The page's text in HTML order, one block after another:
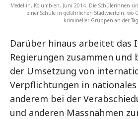
Medellín, Kolumbien, Juni 2014. Die Schülerinnen
einer Schule in gefährlichen Stadtvierteln, wo
krimineller Gruppen an der
Darüber hinaus arbeitet das
Regierungen zusammen und
der Umsetzung von
Verpflichtungen in
anderem bei der
und anderen Massnahmen